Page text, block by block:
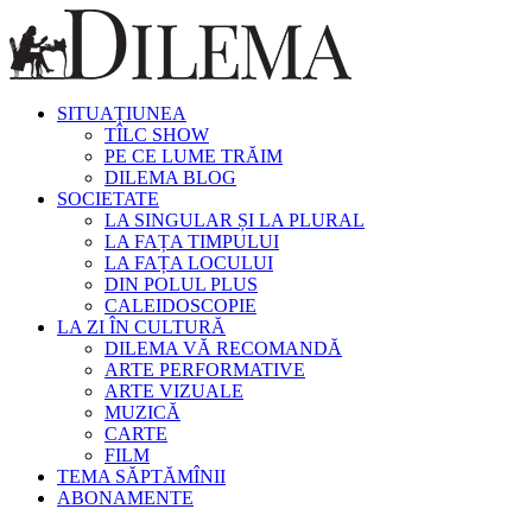
SITUAȚIUNEA
TÎLC SHOW
PE CE LUME TRĂIM
DILEMA BLOG
SOCIETATE
LA SINGULAR ȘI LA PLURAL
LA FAȚA TIMPULUI
LA FAȚA LOCULUI
DIN POLUL PLUS
CALEIDOSCOPIE
LA ZI ÎN CULTURĂ
DILEMA VĂ RECOMANDĂ
ARTE PERFORMATIVE
ARTE VIZUALE
MUZICĂ
CARTE
FILM
TEMA SĂPTĂMÎNII
ABONAMENTE